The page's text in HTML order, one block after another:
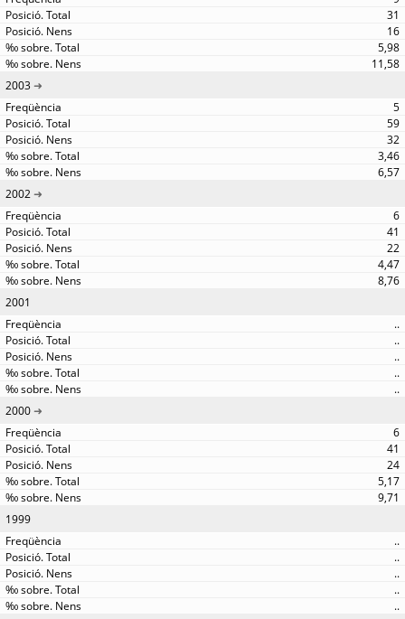
31
16
5,98
11,58
2003
5
59
32
3,46
6,57
2002
6
41
22
4,47
8,76
2001
..
..
..
..
..
2000
6
41
24
5,17
9,71
1999
..
..
..
..
..